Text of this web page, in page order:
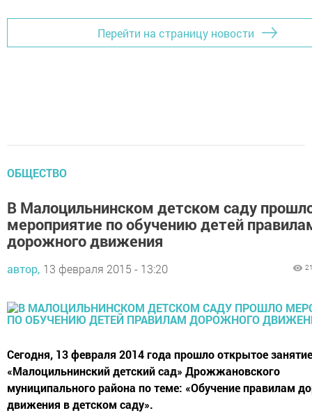
Перейти на страницу новости
ОБЩЕСТВО
В Малоцильнинском детском саду
мероприятие по обучению детей
дорожного движения
автор, 13 февраля 2015 - 13:20
Сегодня, 13 февраля 2014 года прошло открытое
«Малоцильнинский детский сад» Дрожжановского
муниципального района по теме: «Обучение правилам
движения в детском саду».